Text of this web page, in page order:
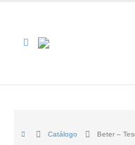
Catálogo Beter –